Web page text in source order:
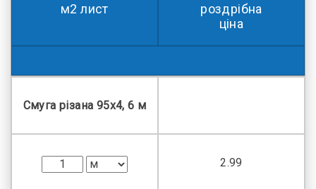
м2 лист
роздрібна
ціна
Смуга різана 95х4, 6 м
2.99